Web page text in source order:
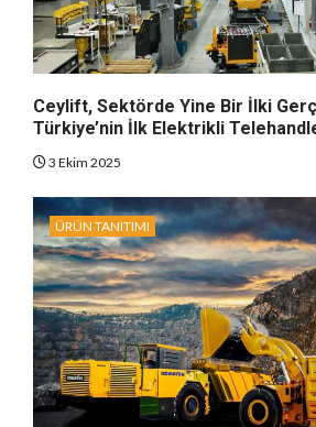
Ceylift, Sektörde Yine Bir İlki
Türkiye’nin İlk Elektrikli
3 Ekim 2025
ÜRÜN TANITIMI